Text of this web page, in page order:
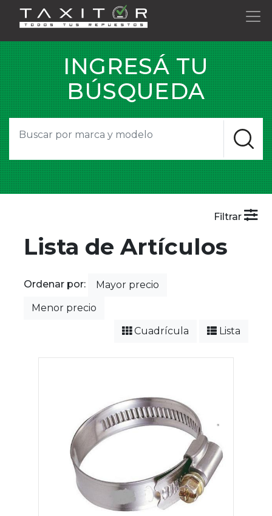
INGRESÁ TU
BÚSQUEDA
Filtrar
Lista de Artículos
Ordenar por:
Mayor precio
Menor precio
Cuadrícula
Lista